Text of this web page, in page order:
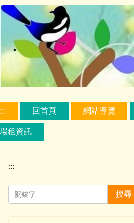
跳
到
內
區
::: 回首頁 網站導覽
場租資訊
:::
搜尋